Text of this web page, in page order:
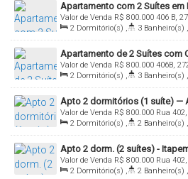
Apartamento com 2 Suítes
Condições Facilitadas no Soul
R$ 800.000
Valor de Venda
406 B,
Santa Catarina, Brasil
2 Dormitório(s) , 3 Banheiro(s) ,
Sala(s) , 2 Suíte(s) , Total: 70.00
Apartamento de 2 Suítes com
Lazer Completo – 70M²
R$ 800.000
Valor de Venda
406B,
Santa Catarina, Brasil
2 Dormitório(s) , 3 Banheiro(s) ,
Sala(s) , 2 Suíte(s) , Total: 70.00
Apto 2 dormitórios (1 suíte) —
Itapema/SC
R$ 800.000
Valor de Venda
Rua
Itapema, Santa Catarina, Brasil
2 Dormitório(s) , 2 Banheiro(s) ,
Sala(s) , 1 Suíte(s) , 2 Vaga(s)
Apto 2 dorm. (2 suítes) -
R$ 800.000
Valor de Venda
Rua
Santa Catarina, Brasil
2 Dormitório(s) , 2 Banheiro(s) ,